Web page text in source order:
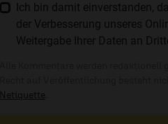
Ich bin damit einverstanden,
der Verbesserung unseres
Weitergabe Ihrer Daten an
Netiquette